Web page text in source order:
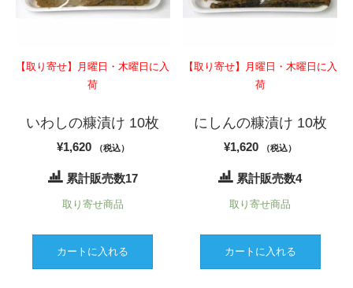
【取り寄せ】月曜日・木曜日に入
荷
いわしの糠漬け 10枚
¥1,620 （税込）
累計販売数17
取り寄せ商品
カートに入れる
【取り寄せ】月曜日・木曜日に入
荷
にしんの糠漬け 10枚
¥1,620 （税込）
累計販売数4
取り寄せ商品
カートに入れる